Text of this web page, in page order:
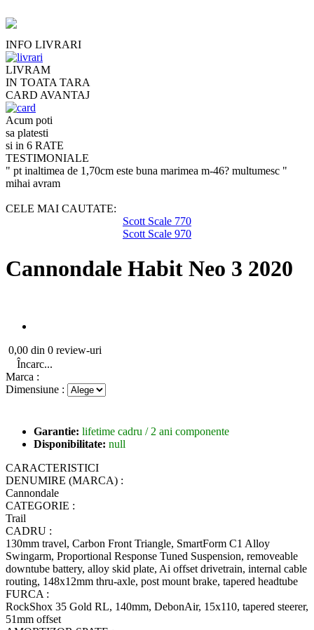
INFO LIVRARI
LIVRAM
IN TOATA TARA
CARD AVANTAJ
Acum poti
sa platesti
si in 6 RATE
TESTIMONIALE
" pt inaltimea de 1,70cm este buna marimea m-46? multumesc "
mihai avram
CELE MAI CAUTATE:
Scott Scale 770
Scott Scale 970
Cannondale Habit Neo 3 2020
0,00 din 0 review-uri
Încarc...
Marca :
Dimensiune :
Garantie: lifetime cadru / 2 ani componente
Disponibilitate: null
CARACTERISTICI
DENUMIRE (MARCA) :
Cannondale
CATEGORIE :
Trail
CADRU :
130mm travel, Carbon Front Triangle, SmartForm C1 Alloy
Swingarm, Proportional Response Tuned Suspension, removeable
downtube battery, alloy skid plate, Ai offset drivetrain, internal cable
routing, 148x12mm thru-axle, post mount brake, tapered headtube
FURCA :
RockShox 35 Gold RL, 140mm, DebonAir, 15x110, tapered steerer,
51mm offset